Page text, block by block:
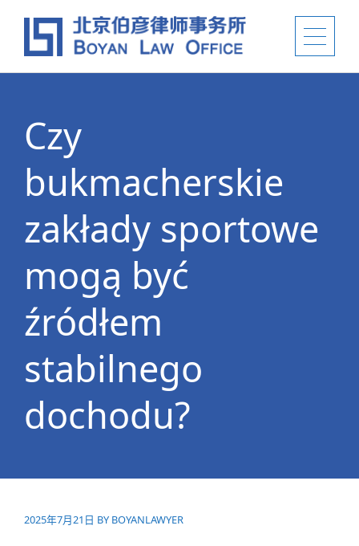
Czy
bukmacherskie
zakłady sportowe
mogą być
źródłem
stabilnego
dochodu?
2025年7月21日 BY BOYANLAWYER